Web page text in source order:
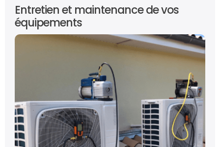
Entretien et maintenance de vos
équipements